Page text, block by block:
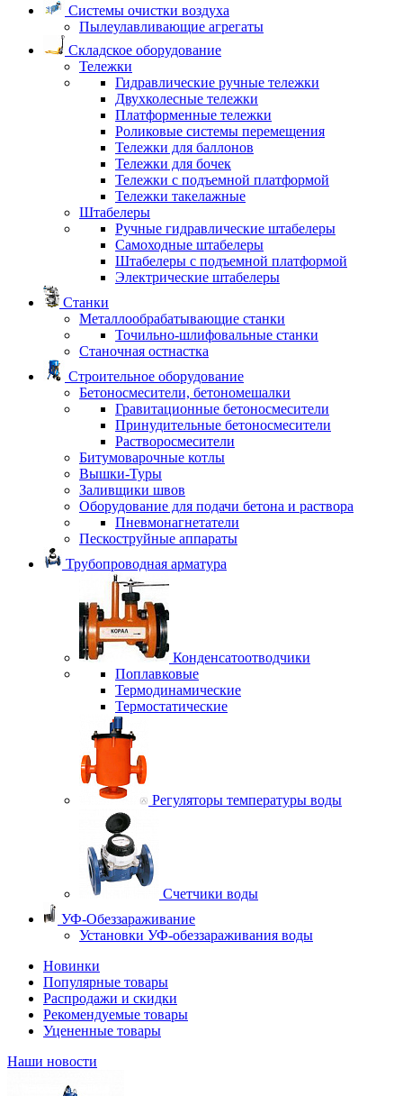
Системы очистки воздуха
Пылеулавливающие агрегаты
Складское оборудование
Тележки
Гидравлические ручные тележки
Двухколесные тележки
Платформенные тележки
Роликовые системы перемещения
Тележки для баллонов
Тележки для бочек
Тележки с подъемной платформой
Тележки такелажные
Штабелеры
Ручные гидравлические штабелеры
Самоходные штабелеры
Штабелеры с подъемной платформой
Электрические штабелеры
Станки
Металлообрабатывающие станки
Точильно-шлифовальные станки
Станочная остнастка
Строительное оборудование
Бетоносмесители, бетономешалки
Гравитационные бетоносмесители
Принудительные бетоносмесители
Растворосмесители
Битумоварочные котлы
Вышки-Туры
Заливщики швов
Оборудование для подачи бетона и раствора
Пневмонагнетатели
Пескоструйные аппараты
Трубопроводная арматура
Конденсатоотводчики
Поплавковые
Термодинамические
Термостатические
Регуляторы температуры воды
Счетчики воды
УФ-Обеззараживание
Установки УФ-обеззараживания воды
Новинки
Популярные товары
Распродажи и скидки
Рекомендуемые товары
Уцененные товары
Наши новости